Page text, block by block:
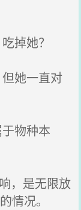
掉她？
她一直对
物种本
，是无限放
情况。